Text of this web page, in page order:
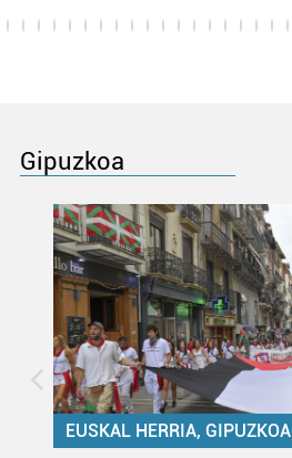
Gipuzkoa
EUSKAL HERRIA, GIPUZKOA